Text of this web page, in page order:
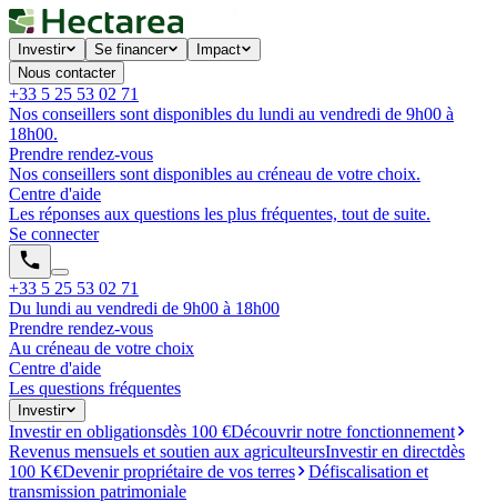
Investir Se financer
Impact
Nous contacter
+33 5 25 53 02 71
Nos conseillers sont disponibles du lundi au vendredi de 9h00 à
18h00.
Prendre rendez-vous
Nos conseillers sont disponibles au créneau de votre choix.
Centre d'aide
Les réponses aux questions les plus fréquentes, tout de suite.
Se connecter
+33 5 25 53 02 71
Du lundi au vendredi de 9h00 à 18h00
Prendre rendez-vous
Au créneau de votre choix
Centre d'aide
Les questions fréquentes
Investir
Investir en obligationsdès 100 €Découvrir notre fonctionnement
Revenus mensuels et soutien aux agriculteursInvestir en directdès
100 K€Devenir propriétaire de vos terres
Défiscalisation et
transmission patrimoniale